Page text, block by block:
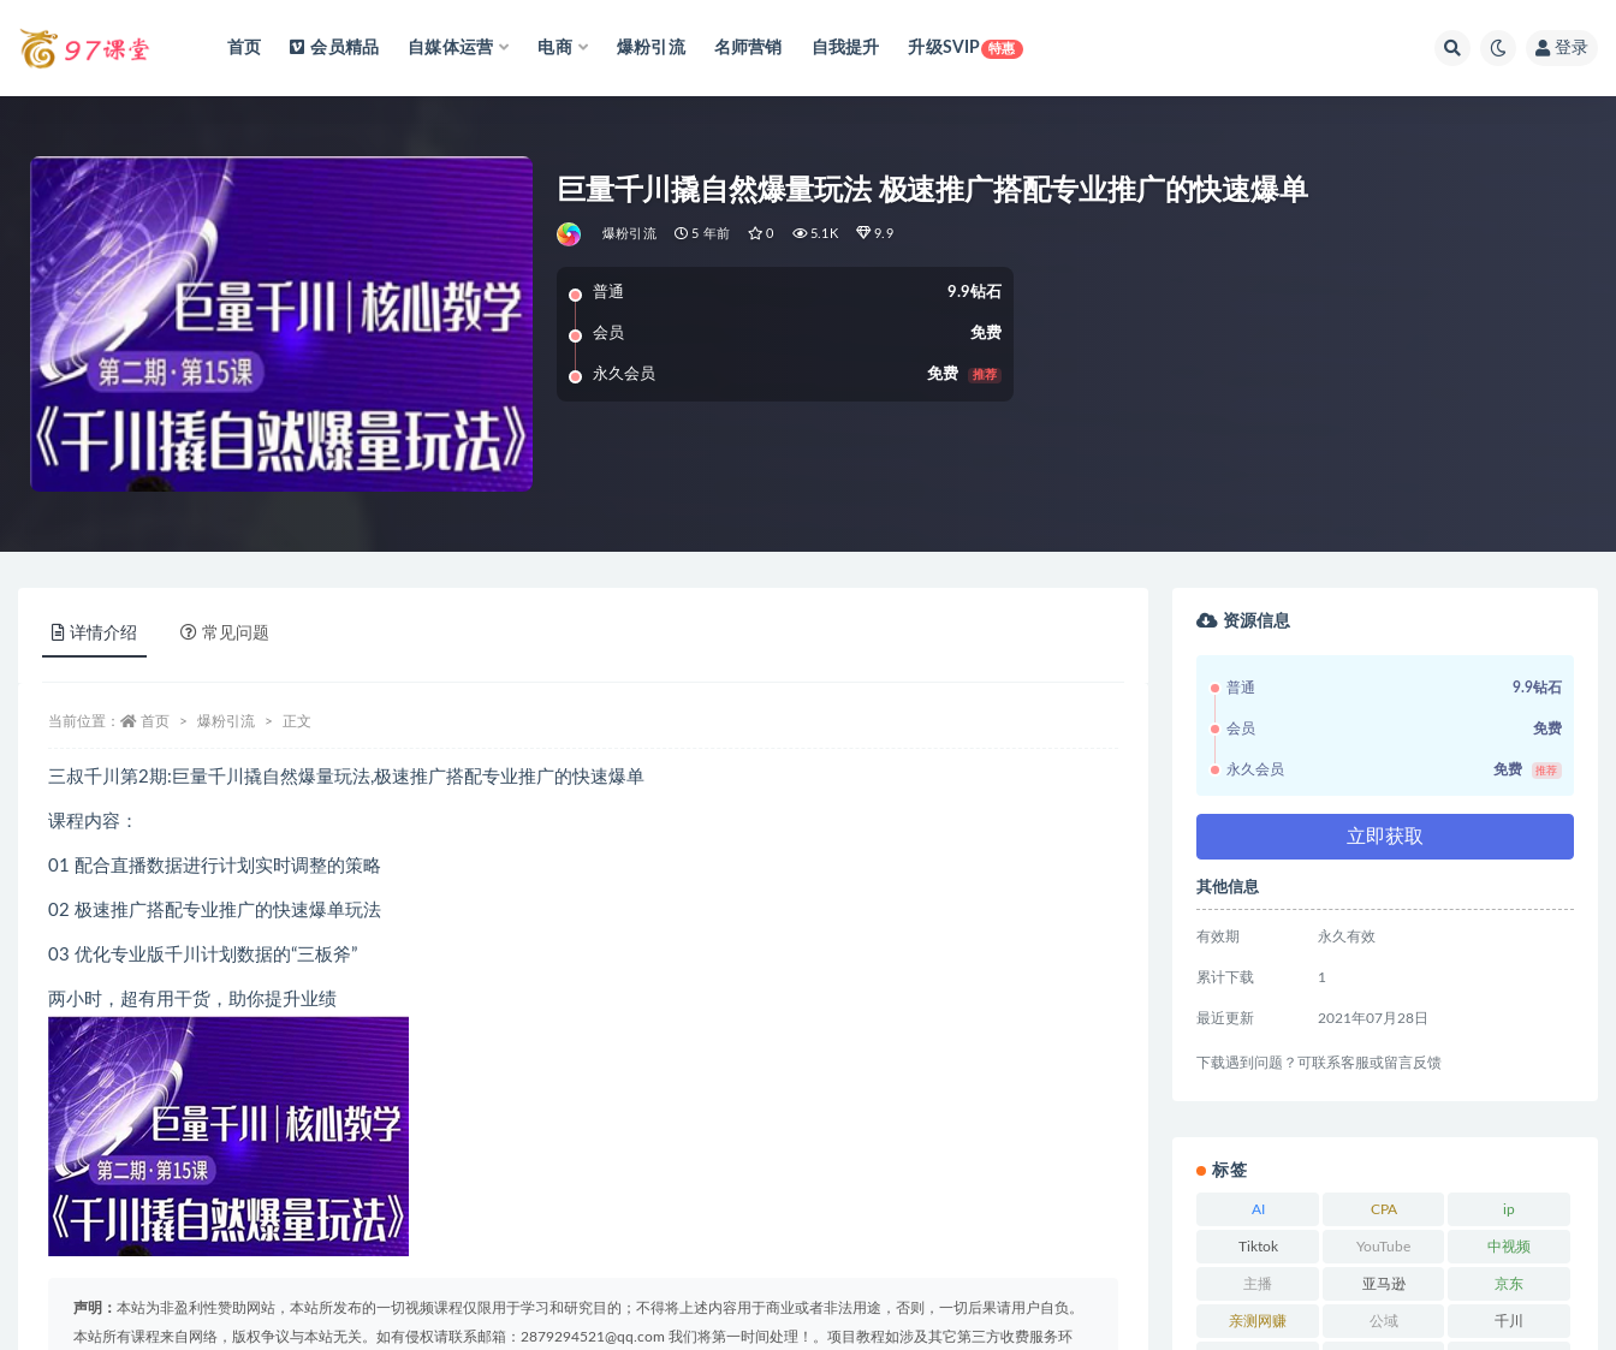
首页 会员精品 自媒体运营 电商 爆粉引流 名师营销 自我提升 升级SVIP 特惠 登录
巨量千川撬自然爆量玩法 极速推广搭配专业推广的快速爆单
爆粉引流 5 年前 0 5.1K 9.9
普通 9.9钻石
会员 免费
永久会员 免费 推荐
详情介绍 常见问题
当前位置： 首页 爆粉引流 正文
三叔千川第2期:巨量千川撬自然爆量玩法,极速推广搭配专业推广的快速爆单
课程内容：
01 配合直播数据进行计划实时调整的策略
02 极速推广搭配专业推广的快速爆单玩法
03 优化专业版千川计划数据的“三板斧”
两小时，超有用干货，助你提升业绩
声明： 本站为非盈利性赞助网站，本站所发布的一切视频课程仅限用于学习和研究目的；不得将上述内容用于商业或者非法用途，否则，一切后果请用户自负。
本站所有课程来自网络，版权争议与本站无关。如有侵权请联系邮箱：2879294521@qq.com 我们将第一时间处理！。项目教程如涉及其它第三方收费服务环
资源信息
普通 9.9钻石
会员 免费
永久会员 免费 推荐
立即获取
其他信息
有效期 永久有效
累计下载 1
最近更新 2021年07月28日
下载遇到问题？可联系客服或留言反馈
标签
AI CPA ip
Tiktok YouTube 中视频
主播 亚马逊 京东
亲测网赚 公域 千川